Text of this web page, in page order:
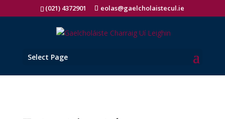
(021) 4372901 eolas@gaelcholaistecul.ie
Select Page